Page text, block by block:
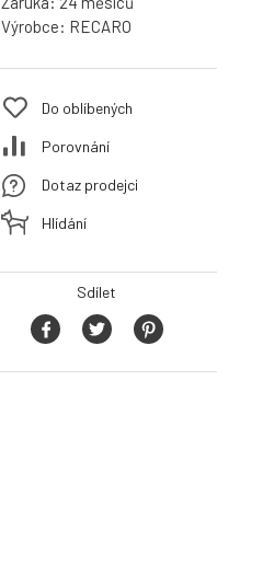
Výrobce: RECARO
Do oblíbených
Porovnání
Dotaz prodejci
Hlídání
Sdílet